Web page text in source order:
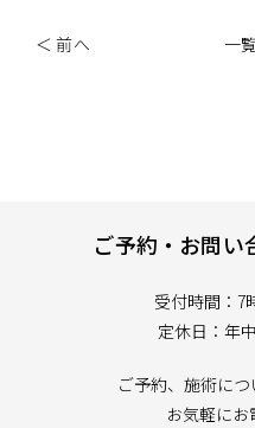
＜ 前へ 一
ご予約・お問い
受付時間：7
定休日：年
ご予約、施術につ
お気軽にお